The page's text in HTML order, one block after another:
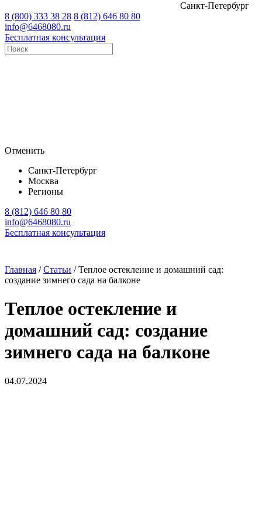
Санкт-Петербург
8 (800) 333 38 28 8 (812) 646 80 80
info@6468080.ru
Бесплатная консультация
Отменить
Санкт-Петербург
Москва
Регионы
8 (812) 646 80 80
info@6468080.ru
Бесплатная консультация
Главная /Статьи /Теплое остекление и домашний сад:
создание зимнего сада на балконе
Теплое остекление и
домашний сад: создание
зимнего сада на балконе
04.07.2024